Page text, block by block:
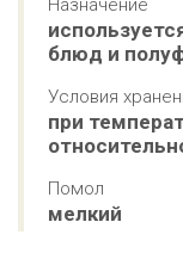
Назначение
блюд и
Условия
при
Помол
мелкий